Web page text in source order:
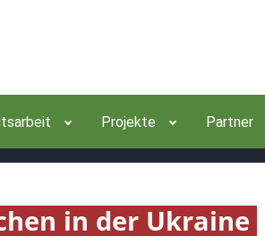
Projekte Partner
in der Ukraine